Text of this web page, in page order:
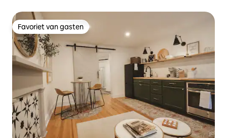
Favoriet van gasten
Favoriet van gasten